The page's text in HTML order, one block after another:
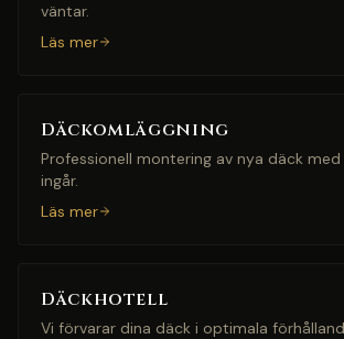
väntar.
Läs mer
Däckomläggning
Professionell montering av nya däck
ingår.
Läs mer
Däckhotell
Vi förvarar dina däck i optimala